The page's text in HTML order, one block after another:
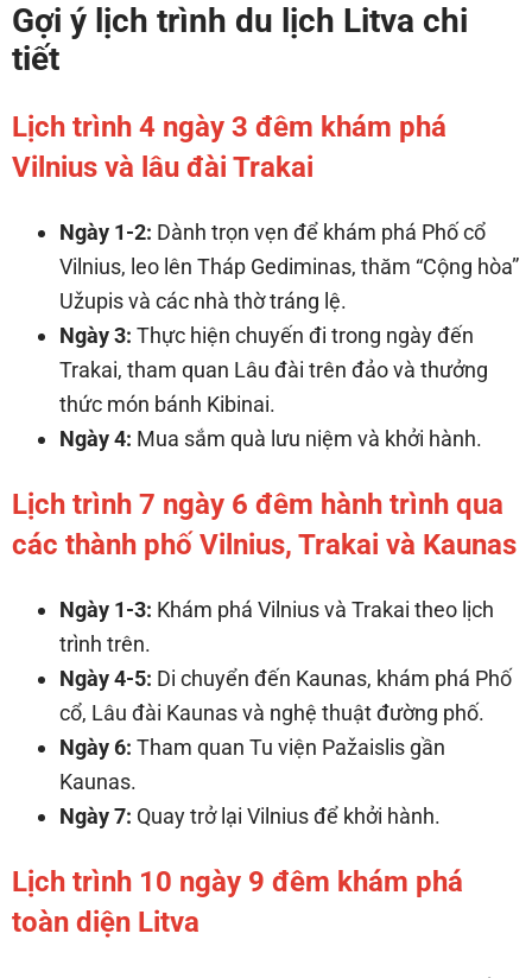
Gợi ý lịch trình du lịch Litva chi
tiết
Lịch trình 4 ngày 3 đêm khám phá
Vilnius và lâu đài Trakai
Ngày 1-2: Dành trọn vẹn để khám phá Phố cổ
Vilnius, leo lên Tháp Gediminas, thăm “Cộng hòa”
Užupis và các nhà thờ tráng lệ.
Ngày 3: Thực hiện chuyến đi trong ngày đến
Trakai, tham quan Lâu đài trên đảo và thưởng
thức món bánh Kibinai.
Ngày 4: Mua sắm quà lưu niệm và khởi hành.
Lịch trình 7 ngày 6 đêm hành trình qua
các thành phố Vilnius, Trakai và Kaunas
Ngày 1-3: Khám phá Vilnius và Trakai theo lịch
trình trên.
Ngày 4-5: Di chuyển đến Kaunas, khám phá Phố
cổ, Lâu đài Kaunas và nghệ thuật đường phố.
Ngày 6: Tham quan Tu viện Pažaislis gần
Kaunas.
Ngày 7: Quay trở lại Vilnius để khởi hành.
Lịch trình 10 ngày 9 đêm khám phá
toàn diện Litva